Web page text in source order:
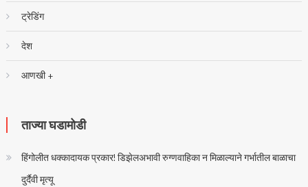
ट्रेडिंग
देश
आणखी +
ताज्या घडामोडी
हिंगोलीत धक्कादायक प्रकार! डिझेलअभावी रुग्णवाहिका न मिळाल्याने गर्भातील बाळाचा
दुर्दैवी मृत्यू